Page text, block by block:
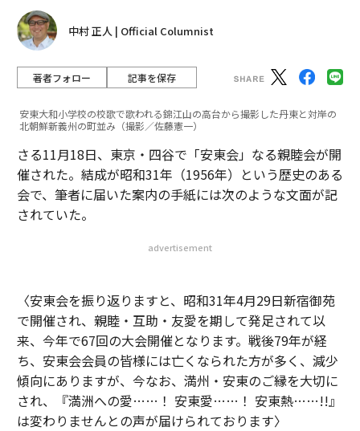
中村 正人 | Official Columnist
著者フォロー 記事を保存
安東大和小学校の校歌で歌われる錦江山の高台から撮影した丹東と対岸の
北朝鮮新義州の町並み（撮影／佐藤憲一）
さる11月18日、東京・四谷で「安東会」なる親睦会が開
催された。結成が昭和31年（1956年）という歴史のある
会で、筆者に届いた案内の手紙には次のような文面が記
されていた。
advertisement
〈安東会を振り返りますと、昭和31年4月29日新宿御苑
で開催され、親睦・互助・友愛を期して発足されて以
来、今年で67回の大会開催となります。戦後79年が経
ち、安東会会員の皆様には亡くなられた方が多く、減少
傾向にありますが、今なお、満州・安東のご縁を大切に
され、『満洲への愛……！ 安東愛……！ 安東熱……!!』
は変わりませんとの声が届けられております〉